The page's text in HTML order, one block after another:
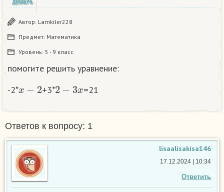
ДЕКАБРЬ
Автор: Lamkiler228
Предмет: Математика
Уровень: 5 - 9 класс
помогите решить уравнение:
-2*
+3*
2 x
=21
Ответов к вопросу: 1
lisaalisakisa146
Ответить
17.12.2024 | 10:34